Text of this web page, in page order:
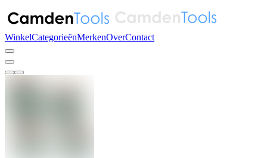
WinkelCategorieënMerkenOverContact